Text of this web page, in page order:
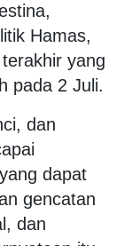
Hamas,
yang
pada 2 Juli.
dan
dapat
gencatan
dan